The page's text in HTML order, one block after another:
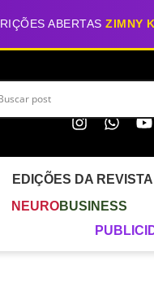
ABERTASZIMNY
EDIÇÕES DA REVISTA
NEUROBUSINESS